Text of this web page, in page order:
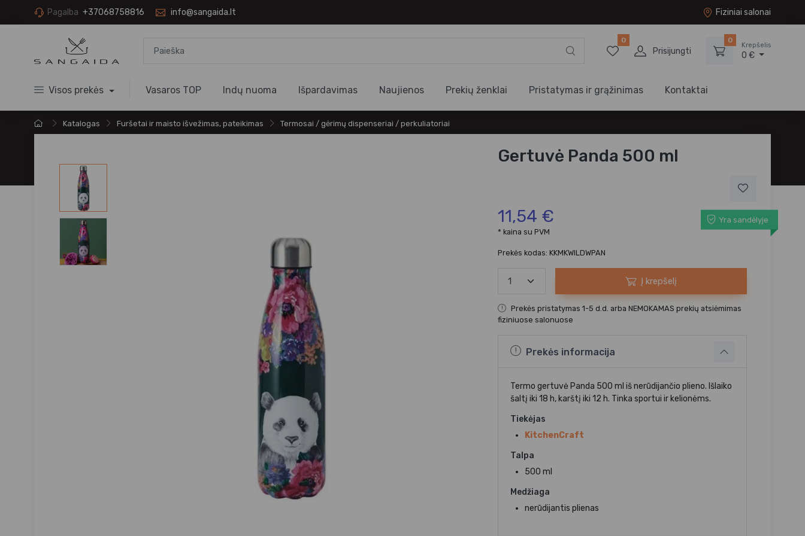
Pagalba +37068758816 info@sangaida.lt Fiziniai salonai
0
Prisijungti
0
Krepšelis
0 €
Visos prekės Vasaros TOP Indų nuoma Išpardavimas Naujienos Prekių ženklai Pristatymas ir grąžinimas Kontaktai
Katalogas Furšetai ir maisto išvežimas, pateikimas Termosai / gėrimų dispenseriai / perkuliatoriai
Gertuvė Panda 500 ml
11,54 €
Yra sandėlyje
* kaina su PVM
Prekės kodas: KKMKWILDWPAN
Į krepšelį
Prekės pristatymas 1-5 d.d. arba NEMOKAMAS prekių atsiėmimas
fiziniuose salonuose
Prekės informacija
Termo gertuvė Panda 500 ml iš nerūdijančio plieno. Išlaiko
šaltį iki 18 h, karštį iki 12 h. Tinka sportui ir kelionėms.
Tiekėjas
KitchenCraft
Talpa
500 ml
Medžiaga
nerūdijantis plienas